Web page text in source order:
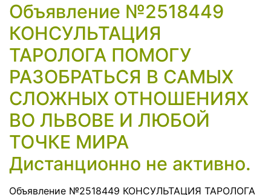
Объявление №2518449
КОНСУЛЬТАЦИЯ
ТАРОЛОГА ПОМОГУ
РАЗОБРАТЬСЯ В САМЫХ
СЛОЖНЫХ ОТНОШЕНИЯХ
ВО ЛЬВОВЕ И ЛЮБОЙ
ТОЧКЕ МИРА
Дистанционно не активно.
Объявление №2518449 КОНСУЛЬТАЦИЯ ТАРОЛОГА